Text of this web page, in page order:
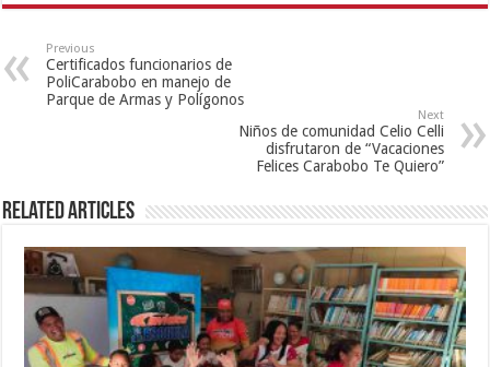
Previous
Certificados funcionarios de
PoliCarabobo en manejo de
Parque de Armas y Polígonos
Next
Niños de comunidad Celio Celli
disfrutaron de “Vacaciones
Felices Carabobo Te Quiero”
Related Articles